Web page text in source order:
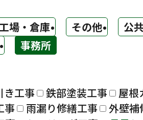
場・倉庫 その他
公
事務所
き工事 鉄部塗装工事
屋根
事 雨漏り修繕工事
外壁補